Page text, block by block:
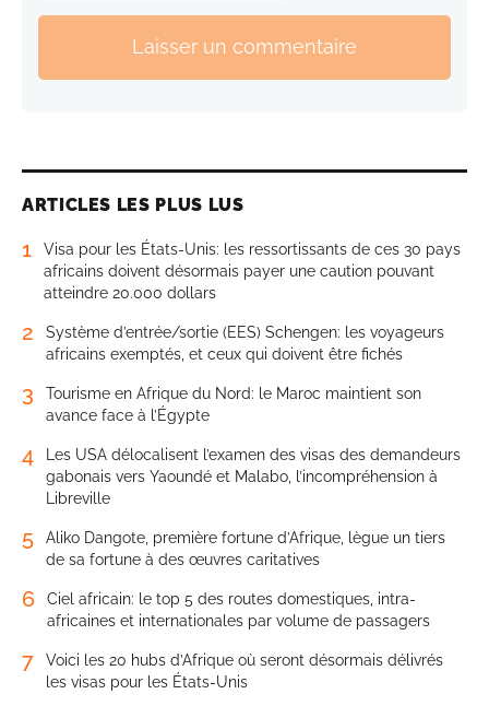
Laisser un commentaire
ARTICLES LES PLUS LUS
1
Visa pour les États-Unis: les ressortissants de ces 30 pays
africains doivent désormais payer une caution pouvant
atteindre 20.000 dollars
2
Système d’entrée/sortie (EES) Schengen: les voyageurs
africains exemptés, et ceux qui doivent être fichés
3
Tourisme en Afrique du Nord: le Maroc maintient son
avance face à l’Égypte
4
Les USA délocalisent l’examen des visas des demandeurs
gabonais vers Yaoundé et Malabo, l’incompréhension à
Libreville
5
Aliko Dangote, première fortune d’Afrique, lègue un tiers
de sa fortune à des œuvres caritatives
6
Ciel africain: le top 5 des routes domestiques, intra-
africaines et internationales par volume de passagers
7
Voici les 20 hubs d’Afrique où seront désormais délivrés
les visas pour les États-Unis